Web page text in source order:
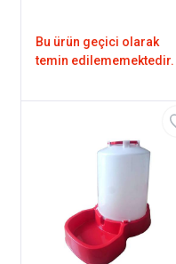
Bu ürün geçici olarak
temin edilememektedir.